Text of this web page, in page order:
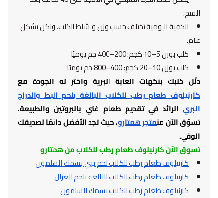
الفتح.
الكمية اليومية تختلف حسب وزن ونشاط الكلب، ولكن بشكل
عام:
كلب بوزن 5–10 كجم: 200–400 جم يوميًا
كلب بوزن 10–20 كجم: 400–800 جم يوميًا
دلّل كلبك بنكهات الغابة البرية واختر له الجودة مع
كارنيلوف طعام رطب للكلاب البالغة بلحم البط والدراج
البري الرائد في تقديم طعام غني بالبروتين والطبيعة.
تسوّق الآن منمتجر همتارو، حيث تجد الأفضل دائمًا لصديقك
الوفي.
تسوق الآن كارنيلوف طعام رطب للكلاب من همتارو
كارنيلوف طعام رطب للكلاب لحم بري بسمك السلمون
كارنيلوف طعام رطب للكلاب البالغة بلحم الغزال
كارنيلوف طعام رطب للكلاب بسمك السلمون